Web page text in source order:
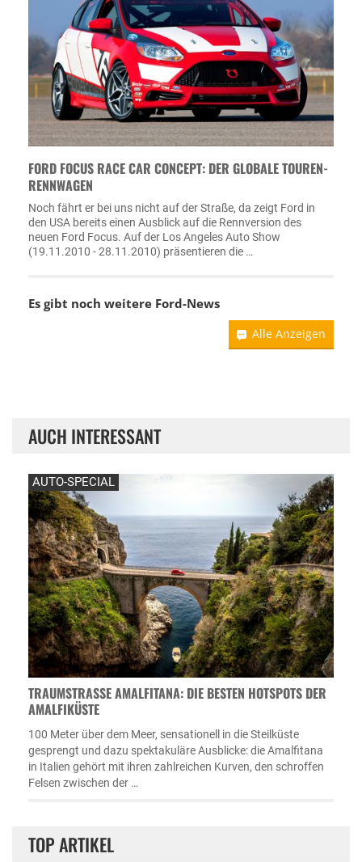
FORD FOCUS RACE CAR CONCEPT: DER GLOBALE TOUREN-
RENNWAGEN
Noch fährt er bei uns nicht auf der Straße, da zeigt Ford in
den USA bereits einen Ausblick auf die Rennversion des
neuen Ford Focus. Auf der Los Angeles Auto Show
(19.11.2010 - 28.11.2010) präsentieren die …
Es gibt noch weitere Ford-News
Alle Anzeigen
AUCH INTERESSANT
AUTO-SPECIAL
TRAUMSTRASSE AMALFITANA: DIE BESTEN HOTSPOTS DER A
MALFIKÜSTE
100 Meter über dem Meer, sensationell in die Steilküste
gesprengt und dazu spektakuläre Ausblicke: die Amalfitana
in Italien gehört mit ihren zahlreichen Kurven, den schroffen
Felsen zwischen der …
TOP ARTIKEL